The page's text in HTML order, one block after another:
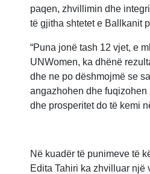
paqen, zhvillimin dhe
të gjitha shtetet e Ballkanit
“Puna jonë tash 12 vjet, e
UNWomen, ka dhënë
dhe ne po dëshmojmë se
angazhohen dhe fuqizohen
dhe prosperitet do të kemi
Në kuadër të punimeve të
Edita Tahiri ka zhvilluar një